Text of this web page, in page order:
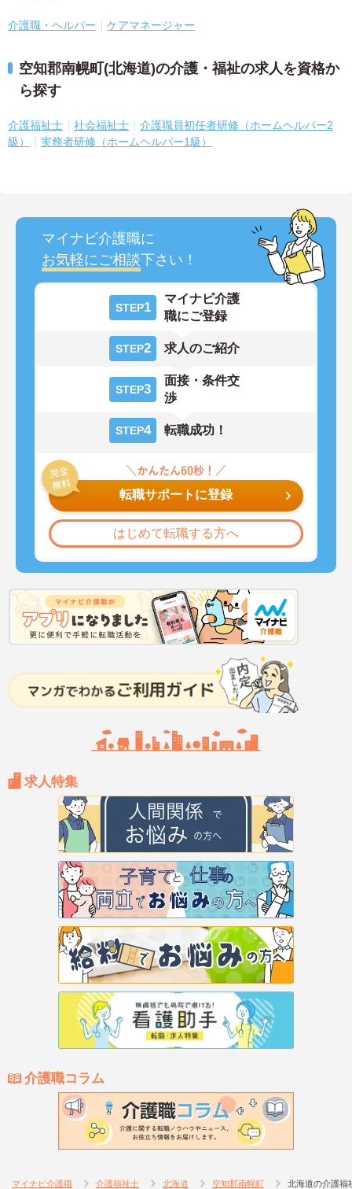
介護職・ヘルパー ケアマネージャー
空知郡南幌町(北海道)の介護・福祉の求人を資格か
ら探す
介護福祉士 社会福祉士
介護職員初任者研修（ホームヘルパー2
級）
実務者研修（ホームヘルパー1級）
マイナビ介護職に
お気軽にご相談下さい！
STEP1
マイナビ介護
職にご登録
STEP2 求人のご紹介
STEP3
面接・条件交
渉
STEP4 転職成功！
転職サポートに登録
はじめて転職する方へ
求人特集
介護職コラム
マイナビ介護職 介護福祉士 北海道 空知郡南幌町 北海道の介護福